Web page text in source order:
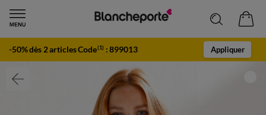
-50% dès 2 articles Code(1) :899013 Appliquer